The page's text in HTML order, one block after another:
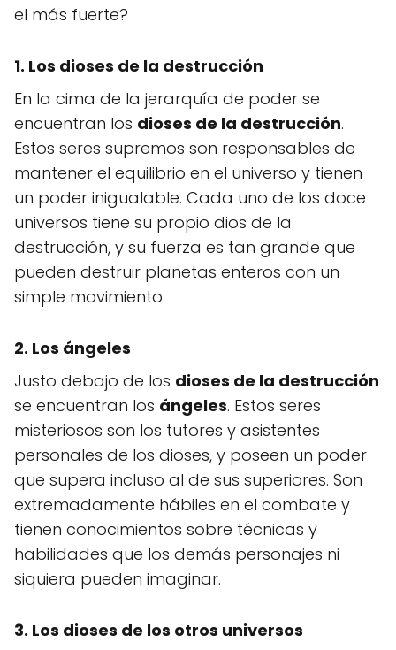
el más fuerte?
1. Los dioses de la destrucción
En la cima de la jerarquía de poder se
encuentran los dioses de la destrucción.
Estos seres supremos son responsables de
mantener el equilibrio en el universo y tienen
un poder inigualable. Cada uno de los doce
universos tiene su propio dios de la
destrucción, y su fuerza es tan grande que
pueden destruir planetas enteros con un
simple movimiento.
2. Los ángeles
Justo debajo de los dioses de la destrucción
se encuentran los ángeles. Estos seres
misteriosos son los tutores y asistentes
personales de los dioses, y poseen un poder
que supera incluso al de sus superiores. Son
extremadamente hábiles en el combate y
tienen conocimientos sobre técnicas y
habilidades que los demás personajes ni
siquiera pueden imaginar.
3. Los dioses de los otros universos